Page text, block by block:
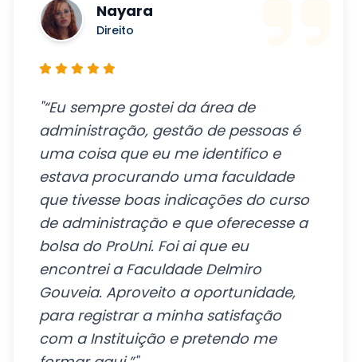
Nayara
"“Eu sempre gostei da área de
administração, gestão de pessoas é
uma coisa que eu me identifico e
estava procurando uma faculdade
que tivesse boas indicações do curso
de administração e que oferecesse a
bolsa do ProUni. Foi ai que eu
encontrei a Faculdade Delmiro
Gouveia. Aproveito a oportunidade,
para registrar a minha satisfação
com a Instituição e pretendo me